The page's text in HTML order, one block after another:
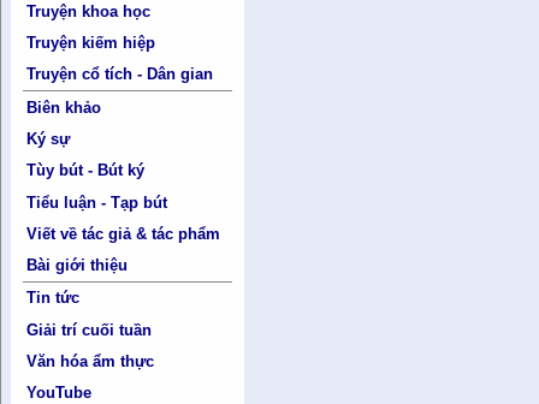
Truyện khoa học
Truyện kiếm hiệp
Truyện cổ tích - Dân gian
Biên khảo
Ký sự
Tùy bút - Bút ký
Tiểu luận - Tạp bút
Viết về tác giả & tác phẩm
Bài giới thiệu
Tin tức
Giải trí cuối tuần
Văn hóa ẩm thực
YouTube